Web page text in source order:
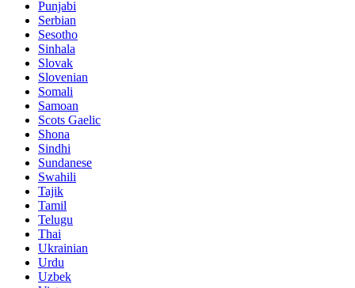
Punjabi
Serbian
Sesotho
Sinhala
Slovak
Slovenian
Somali
Samoan
Scots Gaelic
Shona
Sindhi
Sundanese
Swahili
Tajik
Tamil
Telugu
Thai
Ukrainian
Urdu
Uzbek